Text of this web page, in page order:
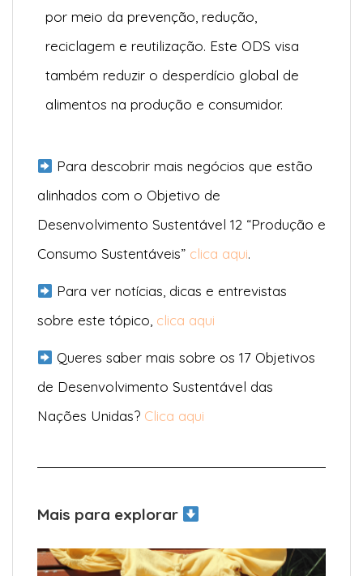
por meio da prevenção, redução,
reciclagem e reutilização. Este ODS visa
também reduzir o desperdício global de
alimentos na produção e consumidor.
Para descobrir mais negócios que estão
alinhados com o Objetivo de
Desenvolvimento Sustentável 12 “Produção e
Consumo Sustentáveis” clica aqui.
Para ver notícias, dicas e entrevistas
sobre este tópico, clica aqui
Queres saber mais sobre os 17 Objetivos
de Desenvolvimento Sustentável das
Nações Unidas? Clica aqui
Mais para explorar